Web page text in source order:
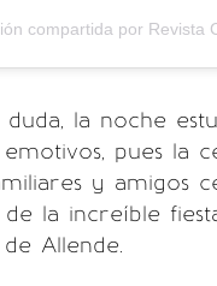
duda, la noche
pues la
y amigos
la increíble
Allende.